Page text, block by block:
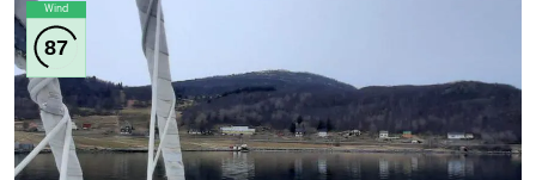
Wind
87